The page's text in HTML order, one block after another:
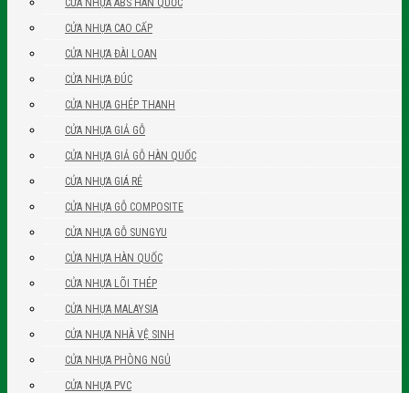
CỬA NHỰA CAO CẤP
CỬA NHỰA ĐÀI LOAN
CỬA NHỰA ĐÚC
CỬA NHỰA GHÉP THANH
CỬA NHỰA GIẢ GỖ
CỬA NHỰA GIẢ GỖ HÀN QUỐC
CỬA NHỰA GIÁ RẺ
CỬA NHỰA GỖ COMPOSITE
CỬA NHỰA GỖ SUNGYU
CỬA NHỰA HÀN QUỐC
CỬA NHỰA LÕI THÉP
CỬA NHỰA MALAYSIA
CỬA NHỰA NHÀ VỆ SINH
CỬA NHỰA PHÒNG NGỦ
CỬA NHỰA PVC